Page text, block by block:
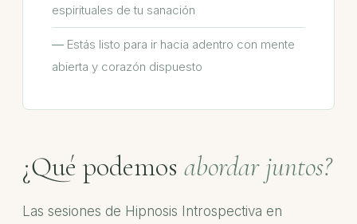
espirituales de tu sanación
Estás listo para ir hacia adentro con mente
abierta y corazón dispuesto
¿Qué podemos abordar juntos?
Las sesiones de Hipnosis Introspectiva en